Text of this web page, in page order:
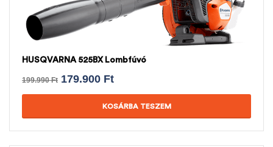
HUSQVARNA 525BX Lombfúvó
199.990Ft 179.900 Ft
KOSÁRBA TESZEM